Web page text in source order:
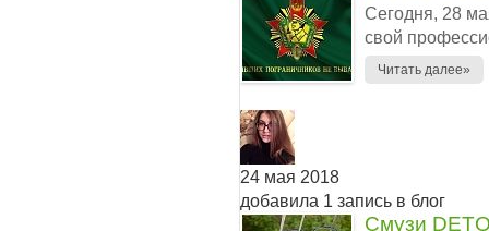
Сегодня, 28
свой
Читать далее»
24 мая 2018
добавила 1 запись в блог
Смузи